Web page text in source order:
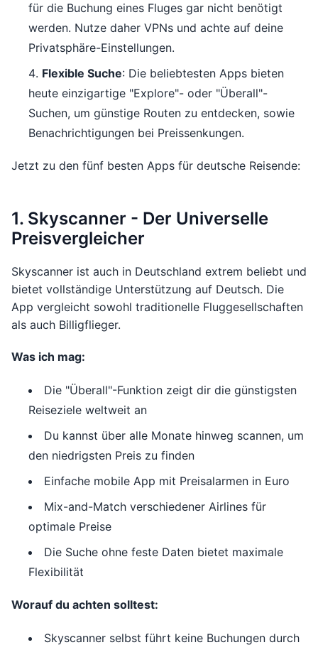
für die Buchung eines Fluges gar nicht benötigt
werden. Nutze daher VPNs und achte auf deine
Privatsphäre-Einstellungen.
Flexible Suche: Die beliebtesten Apps bieten
heute einzigartige "Explore"- oder "Überall"-
Suchen, um günstige Routen zu entdecken, sowie
Benachrichtigungen bei Preissenkungen.
Jetzt zu den fünf besten Apps für deutsche Reisende:
1. Skyscanner - Der Universelle
Preisvergleicher
Skyscanner ist auch in Deutschland extrem beliebt und
bietet vollständige Unterstützung auf Deutsch. Die
App vergleicht sowohl traditionelle Fluggesellschaften
als auch Billigflieger.
Was ich mag:
Die "Überall"-Funktion zeigt dir die günstigsten
Reiseziele weltweit an
Du kannst über alle Monate hinweg scannen, um
den niedrigsten Preis zu finden
Einfache mobile App mit Preisalarmen in Euro
Mix-and-Match verschiedener Airlines für
optimale Preise
Die Suche ohne feste Daten bietet maximale
Flexibilität
Worauf du achten solltest:
Skyscanner selbst führt keine Buchungen durch